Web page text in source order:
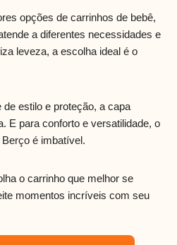
opções de carrinhos de bebê,
a diferentes necessidades e
leveza, a escolha ideal é o
estilo e proteção, a capa
E para conforto e versatilidade, o
é imbatível.
o carrinho que melhor se
momentos incríveis com seu